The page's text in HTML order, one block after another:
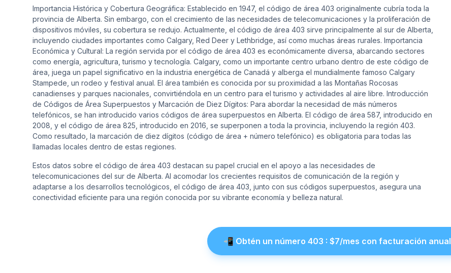
Importancia Histórica y Cobertura Geográfica: Establecido en 1947, el código de área 403 originalmente cubría toda la
provincia de Alberta. Sin embargo, con el crecimiento de las necesidades de telecomunicaciones y la proliferación de
dispositivos móviles, su cobertura se redujo. Actualmente, el código de área 403 sirve principalmente al sur de Alberta,
incluyendo ciudades importantes como Calgary, Red Deer y Lethbridge, así como muchas áreas rurales. Importancia
Económica y Cultural: La región servida por el código de área 403 es económicamente diversa, abarcando sectores
como energía, agricultura, turismo y tecnología. Calgary, como un importante centro urbano dentro de este código de
área, juega un papel significativo en la industria energética de Canadá y alberga el mundialmente famoso Calgary
Stampede, un rodeo y festival anual. El área también es conocida por su proximidad a las Montañas Rocosas
canadienses y parques nacionales, convirtiéndola en un centro para el turismo y actividades al aire libre. Introducción
de Códigos de Área Superpuestos y Marcación de Diez Dígitos: Para abordar la necesidad de más números
telefónicos, se han introducido varios códigos de área superpuestos en Alberta. El código de área 587, introducido en
2008, y el código de área 825, introducido en 2016, se superponen a toda la provincia, incluyendo la región 403.
Como resultado, la marcación de diez dígitos (código de área + número telefónico) es obligatoria para todas las
llamadas locales dentro de estas regiones.
Estos datos sobre el código de área 403 destacan su papel crucial en el apoyo a las necesidades de
telecomunicaciones del sur de Alberta. Al acomodar los crecientes requisitos de comunicación de la región y
adaptarse a los desarrollos tecnológicos, el código de área 403, junto con sus códigos superpuestos, asegura una
conectividad eficiente para una región conocida por su vibrante economía y belleza natural.
📲 Obtén un número 403 : $7/mes con facturación anual